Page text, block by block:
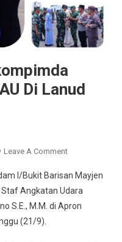
Di Lanud
Leave A CommentOn
I/BB-
Forkompimda
Sumut
I/Bukit Barisan Mayjen
Angkatan Udara
S.E., M.M. di Apron
(21/9).